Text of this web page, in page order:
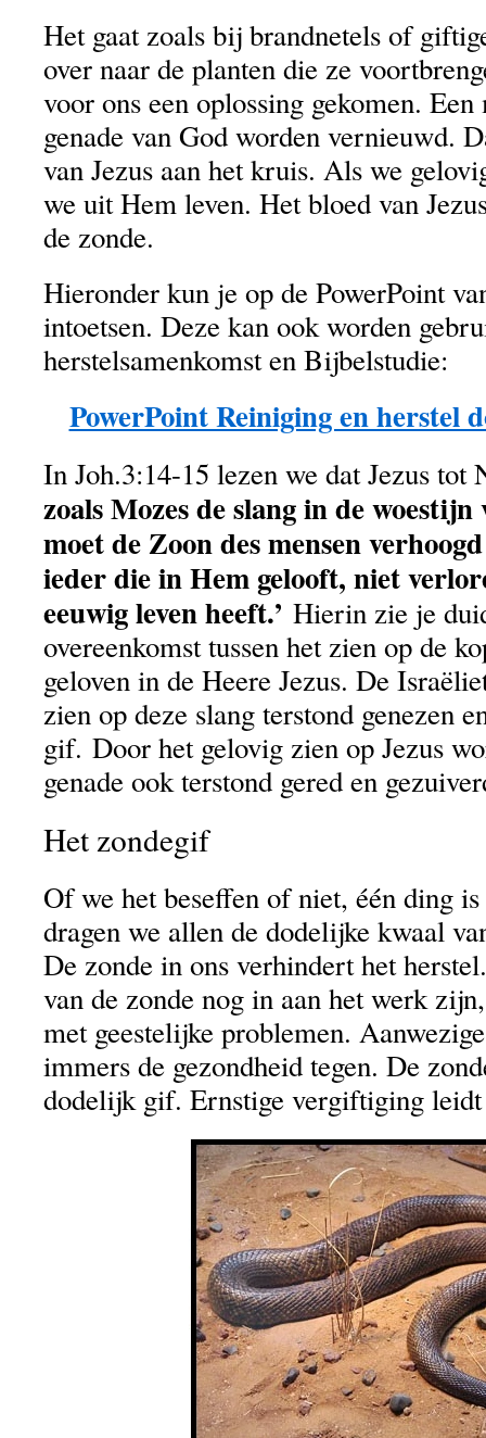
Het gaat zoals bij brandnetels of
over naar de planten die ze
voor ons een oplossing gekomen.
genade van God worden vernieuwd.
van Jezus aan het kruis. Als we
we uit Hem leven. Het bloed van
de zonde.
Hieronder kun je op de PowerPoint
intoetsen. Deze kan ook worden
herstelsamenkomst en Bijbelstudie:
PowerPoint Reiniging en herstel
In Joh.3:14-15 lezen we dat Jezus tot
zoals Mozes de slang in de
moet de Zoon des mensen
ieder die in Hem gelooft, niet
eeuwig leven heeft.’ Hierin zie je
overeenkomst tussen het zien op de
geloven in de Heere Jezus. De
zien op deze slang terstond genezen
gif. Door het gelovig zien op Jezus
genade ook terstond gered en
Het zondegif
Of we het beseffen of niet, één ding
dragen we allen de dodelijke kwaal
De zonde in ons verhindert het
van de zonde nog in aan het werk
met geestelijke problemen.
immers de gezondheid tegen. De
dodelijk gif. Ernstige vergiftiging